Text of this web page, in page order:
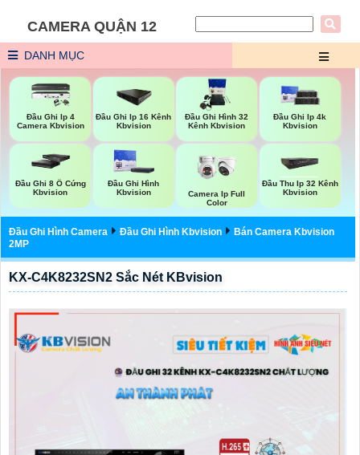
CAMERA QUẬN 12
DANH MỤC
Đầu Ghi Ip 4
Camera Kbvision
Đầu Ghi Ip 16 Kênh
Kbvision
Đầu Ghi Hình 32
Kênh Kbvision
Đầu Ghi Ip 4k
Kbvision
Đầu Ghi 8 Ổ Cứng
Kbvision
Đầu Ghi Hình
Kbvision
Camera Ip Full
Color
Đầu Thu Ip 32 Kênh
Kbvision
Đầu Ghi Hình Camera Đầu Ghi Hình Kbvision
Bán Camera Kbvision
2MP
KX-C4K8232SN2 Sắc Nét KBvision